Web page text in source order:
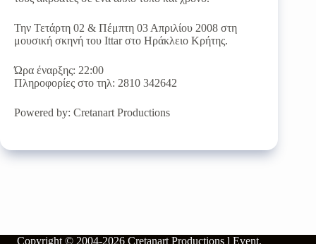
Την Τετάρτη 02 & Πέμπτη 03 Απριλίου 2008 στη
μουσική σκηνή του Ittar στο Ηράκλειο Κρήτης.
Ώρα έναρξης: 22:00
Πληροφορίες στο τηλ: 2810 342642
Powered by: Cretanart Productions
Copyright © 2004-2026 Cretanart Productions l Event,